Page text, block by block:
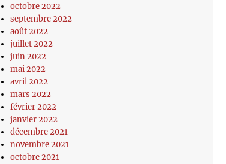
octobre 2022
septembre 2022
août 2022
juillet 2022
juin 2022
mai 2022
avril 2022
mars 2022
février 2022
janvier 2022
décembre 2021
novembre 2021
octobre 2021